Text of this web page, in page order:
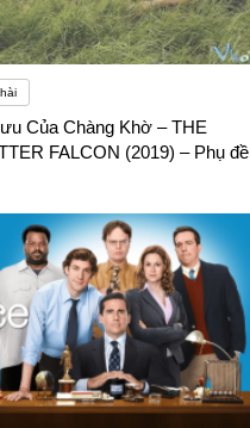
Của Chàng Khờ – THE
FALCON (2019) – Phụ đề